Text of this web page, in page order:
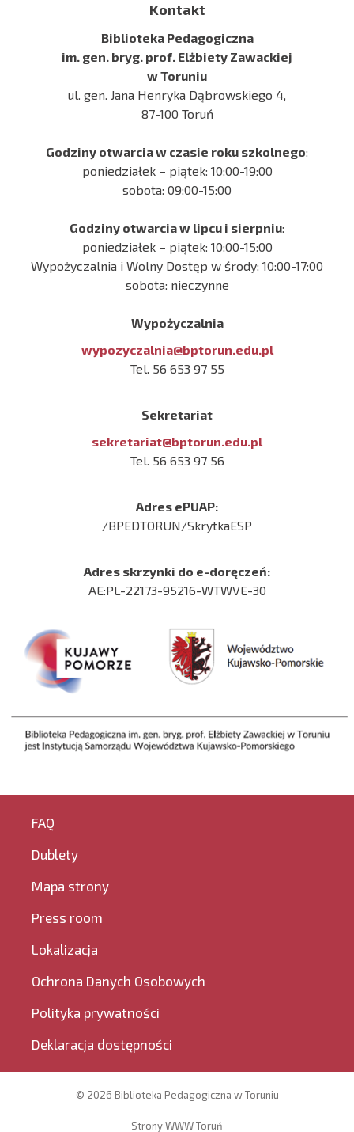
Kontakt
Biblioteka Pedagogiczna
im. gen. bryg. prof. Elżbiety Zawackiej
w Toruniu
ul. gen. Jana Henryka Dąbrowskiego 4,
87-100 Toruń
Godziny otwarcia w czasie roku szkolnego:
poniedziałek – piątek: 10:00-19:00
sobota: 09:00-15:00
Godziny otwarcia w lipcu i sierpniu:
poniedziałek – piątek: 10:00-15:00
Wypożyczalnia i Wolny Dostęp w środy: 10:00-17:00
sobota: nieczynne
Wypożyczalnia
wypozyczalnia@bptorun.edu.pl
Tel. 56 653 97 55
Sekretariat
sekretariat@bptorun.edu.pl
Tel. 56 653 97 56
Adres ePUAP:
/BPEDTORUN/SkrytkaESP
Adres skrzynki do e-doręczeń:
AE:PL-22173-95216-WTWVE-30
FAQ
Dublety
Mapa strony
Press room
Lokalizacja
Ochrona Danych Osobowych
Polityka prywatności
Deklaracja dostępności
© 2026 Biblioteka Pedagogiczna w Toruniu
Strony WWW Toruń